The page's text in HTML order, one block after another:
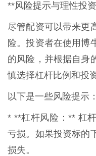
**风险提示与理性投
尽管配资可以带来更
险。投资者在使用博
的风险，并根据自身
慎选择杠杆比例和投
以下是一些风险提示：
* **杠杆风险：** 杠
亏损。如果投资标的
损失。